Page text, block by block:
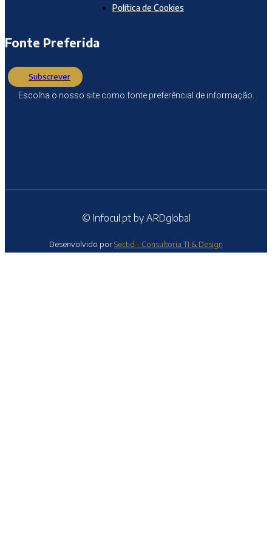
Política de Cookies
Fonte Preferida
Subscrever
Escolha o nosso site como fonte preferêncial de informação.
© Infocul.pt by ARDglobal
Desenvolvido porSectid - Consultoria TI & Design